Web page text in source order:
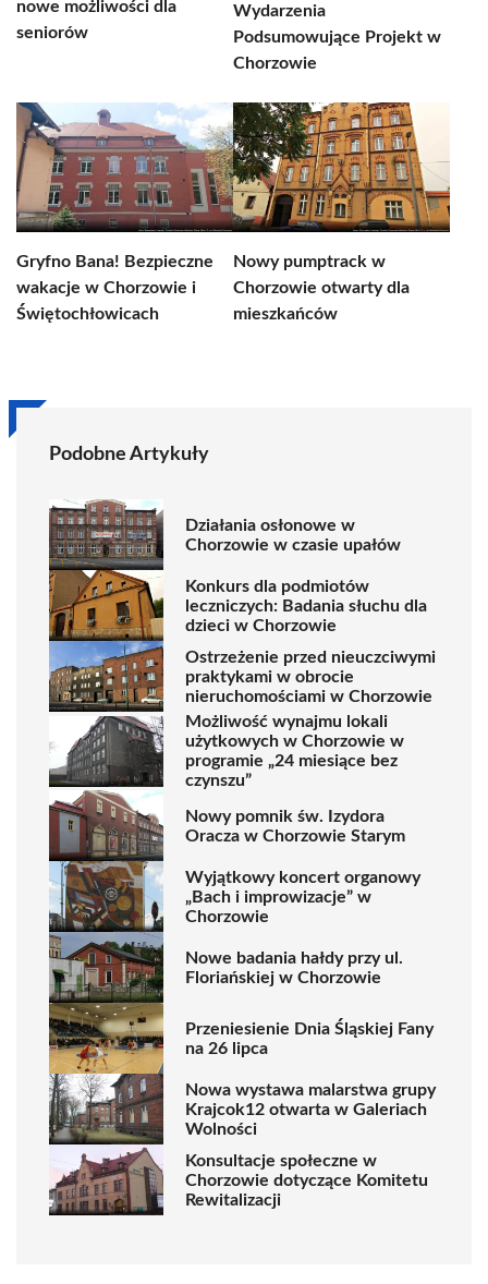
nowe możliwości dla
seniorów
Wydarzenia
Podsumowujące Projekt w
Chorzowie
Gryfno Bana! Bezpieczne
wakacje w Chorzowie i
Świętochłowicach
Nowy pumptrack w
Chorzowie otwarty dla
mieszkańców
Podobne Artykuły
Działania osłonowe w
Chorzowie w czasie upałów
Konkurs dla podmiotów
leczniczych: Badania słuchu dla
dzieci w Chorzowie
Ostrzeżenie przed nieuczciwymi
praktykami w obrocie
nieruchomościami w Chorzowie
Możliwość wynajmu lokali
użytkowych w Chorzowie w
programie „24 miesiące bez
czynszu”
Nowy pomnik św. Izydora
Oracza w Chorzowie Starym
Wyjątkowy koncert organowy
„Bach i improwizacje” w
Chorzowie
Nowe badania hałdy przy ul.
Floriańskiej w Chorzowie
Przeniesienie Dnia Śląskiej Fany
na 26 lipca
Nowa wystawa malarstwa grupy
Krajcok12 otwarta w Galeriach
Wolności
Konsultacje społeczne w
Chorzowie dotyczące Komitetu
Rewitalizacji